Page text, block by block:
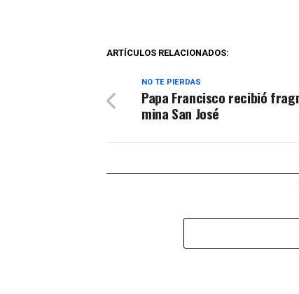
ARTÍCULOS RELACIONADOS:
NO TE PIERDAS
Papa Francisco recibió
mina San José